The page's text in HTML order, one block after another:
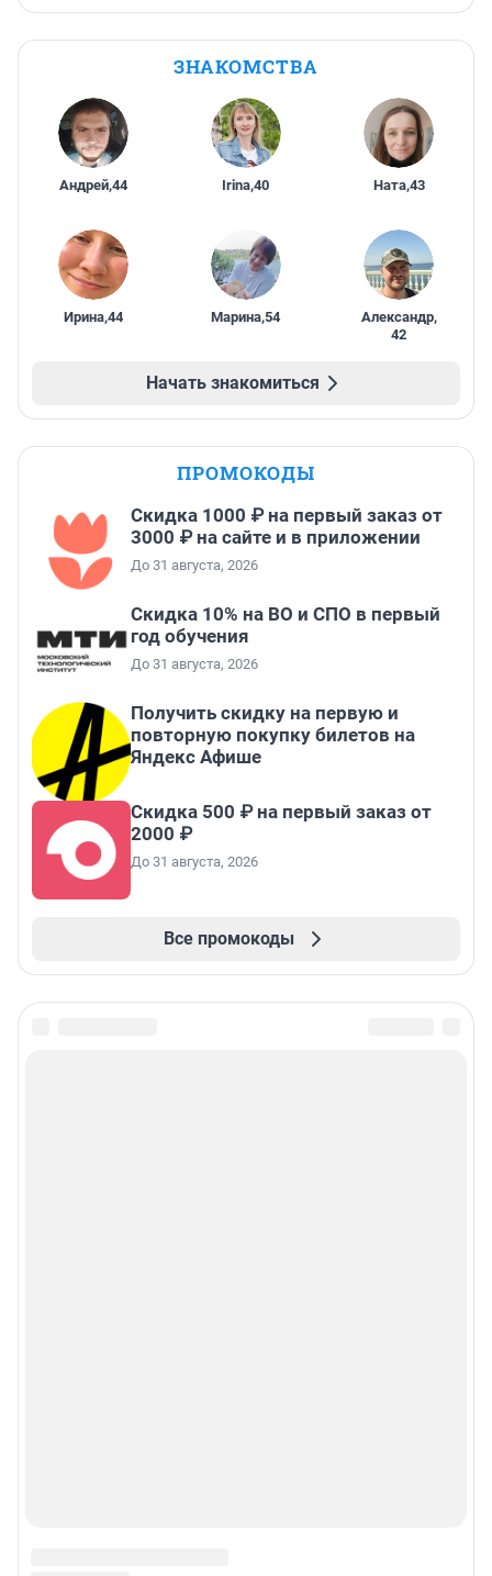
ЗНАКОМСТВА
Андрей,44 Irina,40 Ната,43
Ирина,44 Марина,54 Александр,
42
Начать знакомиться
ПРОМОКОДЫ
Скидка 1000 ₽ на первый заказ от
3000 ₽ на сайте и в приложении
До 31 августа, 2026
Скидка 10% на ВО и СПО в первый
год обучения
До 31 августа, 2026
Получить скидку на первую и
повторную покупку билетов на
Яндекс Афише
Скидка 500 ₽ на первый заказ от
2000 ₽
До 31 августа, 2026
Все промокоды